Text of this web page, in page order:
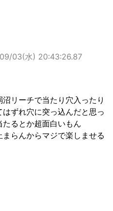
03(水) 20:43:26.87
リーチで当たり穴入ったり
ずれ穴に突っ込んだと思っ
るとか超面白いもん
らんからマジで楽しませる